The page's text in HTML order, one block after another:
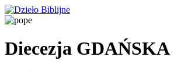
Diecezja GDAŃSKA